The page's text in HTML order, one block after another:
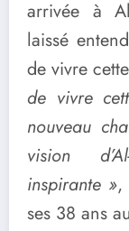
arrivée à
laissé
de vivre
de vivre
nouveau
vision
inspirante »,
ses 38 ans